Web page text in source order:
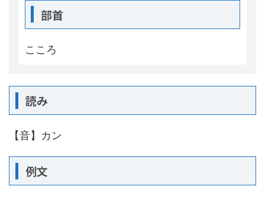
部首
こころ
読み
【音】カン
例文